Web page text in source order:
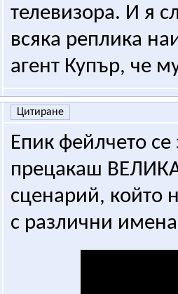
телевизора. И я
всяка реплика
агент Купър, че
Цитиране
Епик фейлчето
прецакаш
сценарий, който
с различни